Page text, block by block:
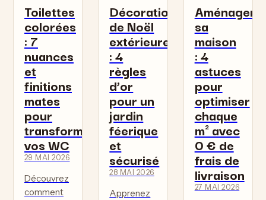
Toilettes
colorées
: 7
nuances
et
finitions
mates
pour
transformer
vos WC
29 MAI 2026
Découvrez
comment
Décoration
de Noël
extérieure
: 4
règles
d’or
pour un
jardin
féerique
et
sécurisé
28 MAI 2026
Apprenez
Aménager
sa
maison
: 4
astuces
pour
optimiser
chaque
m² avec
0 € de
frais de
livraison
27 MAI 2026